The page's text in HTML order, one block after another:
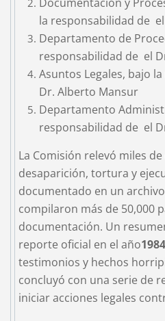
la responsabilidad de
Departamento de
responsabilidad de el
Asuntos Legales, bajo
Dr. Alberto Mansur
Departamento
responsabilidad de el
La Comisión relevó miles
desaparición, tortura y
documentado en un
compilaron más de 50,000
documentación. Un
reporte oficial en el año1984
testimonios y hechos
concluyó con una serie de
iniciar acciones legales